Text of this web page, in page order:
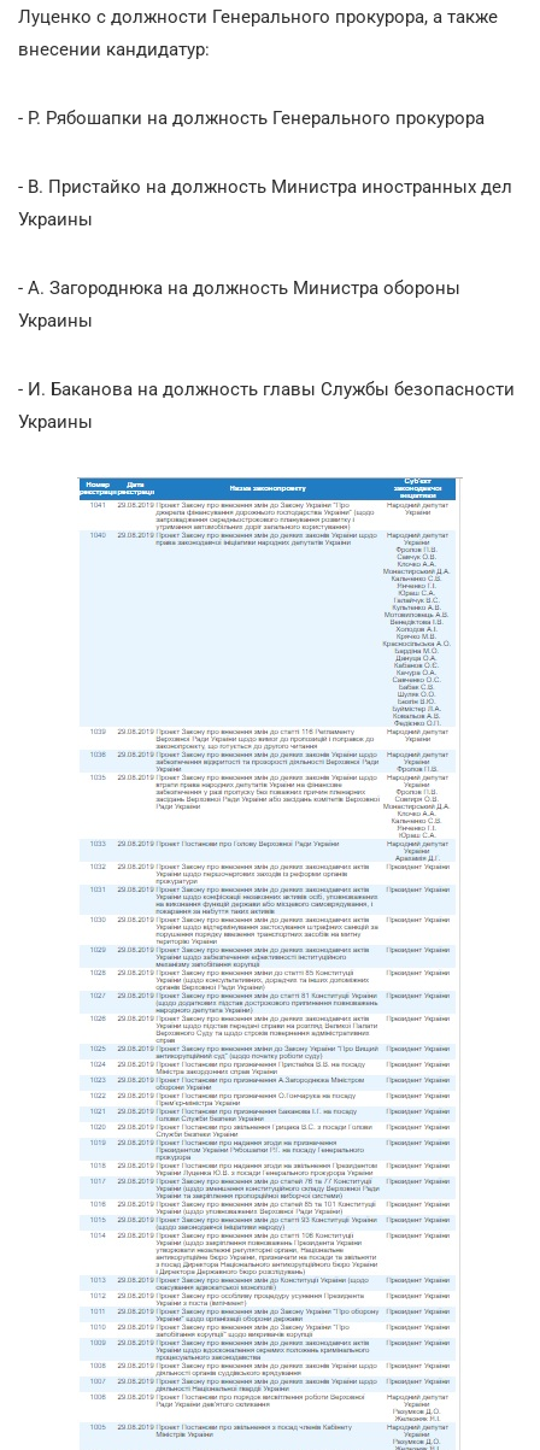
Луценко с должности Генерального прокурора, а также
внесении кандидатур:
- Р. Рябошапки на должность Генерального прокурора
- В. Пристайко на должность Министра иностранных дел
Украины
- А. Загороднюка на должность Министра обороны
Украины
- И. Баканова на должность главы Службы безопасности
Украины